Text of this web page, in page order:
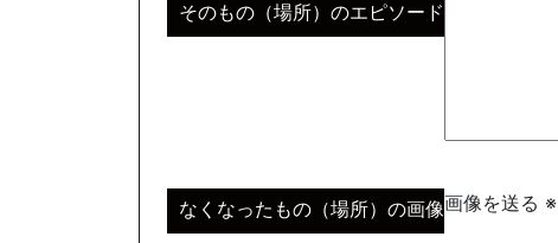
そのもの（場所）のエピソード
なくなったもの（場所）の画像画像を送る ※